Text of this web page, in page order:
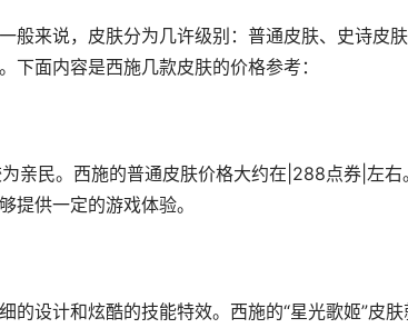
来说，皮肤分为几许级别：普通皮肤、史诗皮肤
面内容是西施几款皮肤的价格参考：
亲民。西施的普通皮肤价格大约在|288点券|左右
提供一定的游戏体验。
的设计和炫酷的技能特效。西施的“星光歌姬”皮肤